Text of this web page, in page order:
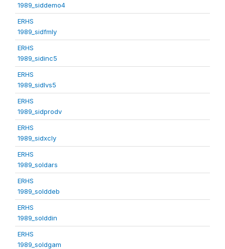
1989_siddemo4
ERHS
1989_sidfmly
ERHS
1989_sidinc5
ERHS
1989_sidlvs5
ERHS
1989_sidprodv
ERHS
1989_sidxcly
ERHS
1989_soldars
ERHS
1989_solddeb
ERHS
1989_solddin
ERHS
1989_soldgam